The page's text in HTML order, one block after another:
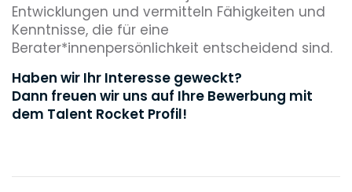
Entwicklungen und vermitteln Fähigkeiten und
Kenntnisse, die für eine
Berater*innenpersönlichkeit entscheidend sind.
Haben wir Ihr Interesse geweckt?
Dann freuen wir uns auf Ihre Bewerbung mit
dem Talent Rocket Profil!